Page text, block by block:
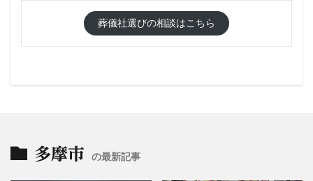
葬儀社選びの相談はこちら
多摩市 の最新記事